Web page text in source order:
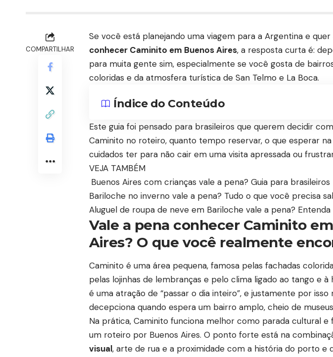
COMPARTILHAR
Se você está planejando uma viagem para a Argentina e
conhecer Caminito em Buenos Aires, a resposta curta é:
para muita gente sim, especialmente se você gosta de
coloridas e da atmosfera turística de San Telmo e La Boca.
Índice do Conteúdo
Este guia foi pensado para brasileiros que querem decidir
Caminito no roteiro, quanto tempo reservar, o que esperar
cuidados ter para não cair em uma visita apressada ou
VEJA TAMBÉM
Buenos Aires com crianças vale a pena? Guia para brasileiros
Bariloche no inverno vale a pena? Tudo o que você precisa
Aluguel de roupa de neve em Bariloche vale a pena?
Vale a pena conhecer Caminito
Aires? O que você realmente
Caminito é uma área pequena, famosa pelas fachadas
pelas lojinhas de lembranças e pelo clima ligado ao tango e à
é uma atração de “passar o dia inteiro”, e justamente por
decepciona quando espera um bairro amplo, cheio de
Na prática, Caminito funciona melhor como parada cultural
um roteiro por Buenos Aires. O ponto forte está na
visual, arte de rua e a proximidade com a história do porto e